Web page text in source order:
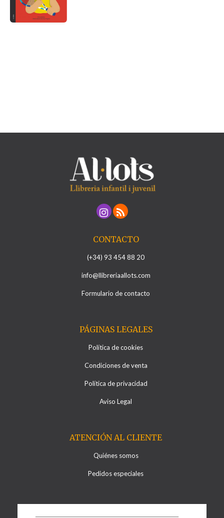
CONTACTO
(+34) 93 454 88 20
info@llibreriaallots.com
Formulario de contacto
PÁGINAS LEGALES
Política de cookies
Condiciones de venta
Política de privacidad
Aviso Legal
ATENCIÓN AL CLIENTE
Quiénes somos
Pedidos especiales